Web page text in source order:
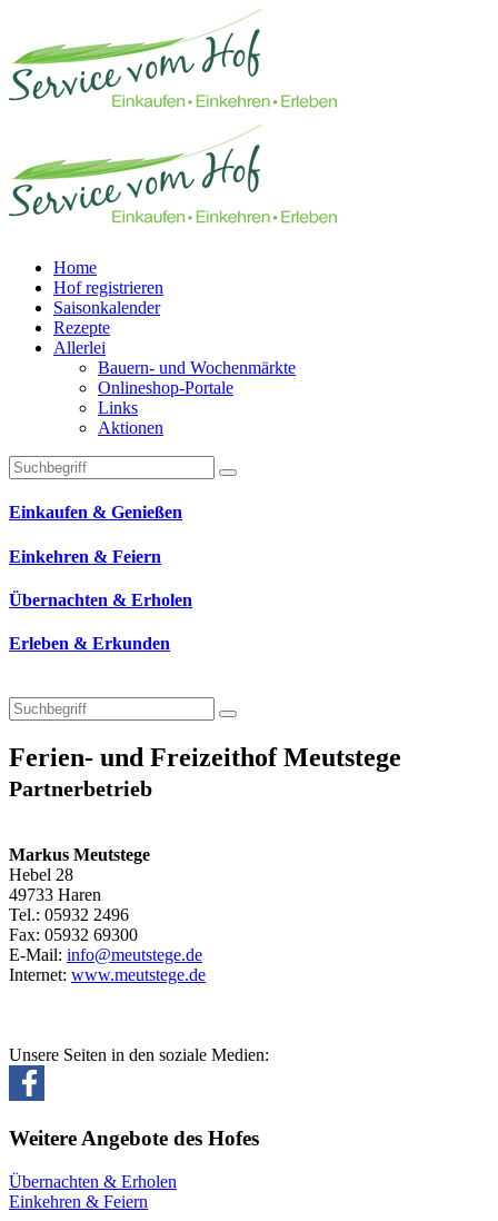
Home
Hof registrieren
Saisonkalender
Rezepte
Allerlei
Bauern- und Wochenmärkte
Onlineshop-Portale
Links
Aktionen
Technisches Feld: Suchfeld
Technisches Feld: Suchbutton
Suche absenden
Einkaufen & Genießen
Einkehren & Feiern
Übernachten & Erholen
Erleben & Erkunden
Ferien- und Freizeithof Meutstege
Partnerbetrieb
Markus Meutstege
Hebel 28
49733 Haren
Tel.: 05932 2496
Fax: 05932 69300
E-Mail: info@meutstege.de
Internet: www.meutstege.de
Unsere Seiten in den soziale Medien:
Weitere Angebote des Hofes
Übernachten & Erholen
Einkehren & Feiern